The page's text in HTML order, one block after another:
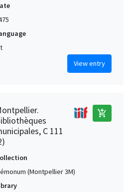
View entry
C 111
add_shopping_cart
(Montpellier 3M)